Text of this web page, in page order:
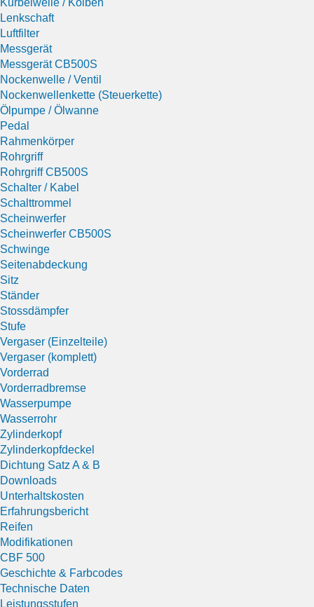
Lenkschaft
Luftfilter
Messgerät
Messgerät CB500S
Nockenwelle / Ventil
Nockenwellenkette (Steuerkette)
Ölpumpe / Ölwanne
Pedal
Rahmenkörper
Rohrgriff
Rohrgriff CB500S
Schalter / Kabel
Schalttrommel
Scheinwerfer
Scheinwerfer CB500S
Schwinge
Seitenabdeckung
Sitz
Ständer
Stossdämpfer
Stufe
Vergaser (Einzelteile)
Vergaser (komplett)
Vorderrad
Vorderradbremse
Wasserpumpe
Wasserrohr
Zylinderkopf
Zylinderkopfdeckel
Dichtung Satz A & B
Downloads
Unterhaltskosten
Erfahrungsbericht
Reifen
Modifikationen
CBF 500
Geschichte & Farbcodes
Technische Daten
Leistungsstufen